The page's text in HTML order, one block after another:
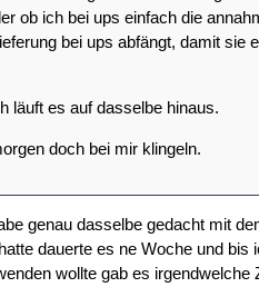
ob ich bei ups einfach die
bei ups abfängt, damit
läuft es auf dasselbe hinaus.
doch bei mir klingeln.
genau dasselbe gedacht mit
dauerte es ne Woche und bis
wollte gab es